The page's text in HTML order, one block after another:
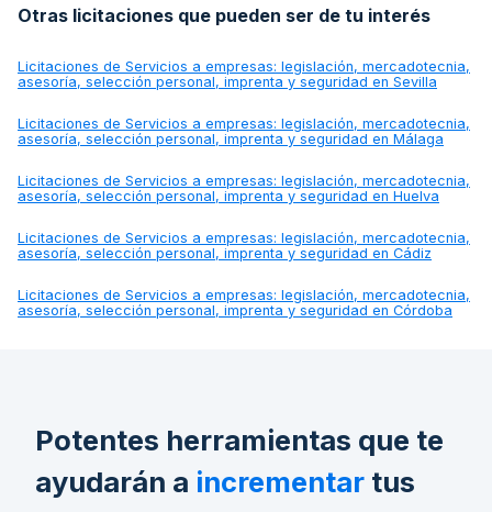
Otras licitaciones que pueden ser de tu interés
Licitaciones de Servicios a empresas: legislación, mercadotecnia,
asesoría, selección personal, imprenta y seguridad en Sevilla
Licitaciones de Servicios a empresas: legislación, mercadotecnia,
asesoría, selección personal, imprenta y seguridad en Málaga
Licitaciones de Servicios a empresas: legislación, mercadotecnia,
asesoría, selección personal, imprenta y seguridad en Huelva
Licitaciones de Servicios a empresas: legislación, mercadotecnia,
asesoría, selección personal, imprenta y seguridad en Cádiz
Licitaciones de Servicios a empresas: legislación, mercadotecnia,
asesoría, selección personal, imprenta y seguridad en Córdoba
Potentes herramientas que te
ayudarán a incrementar tus